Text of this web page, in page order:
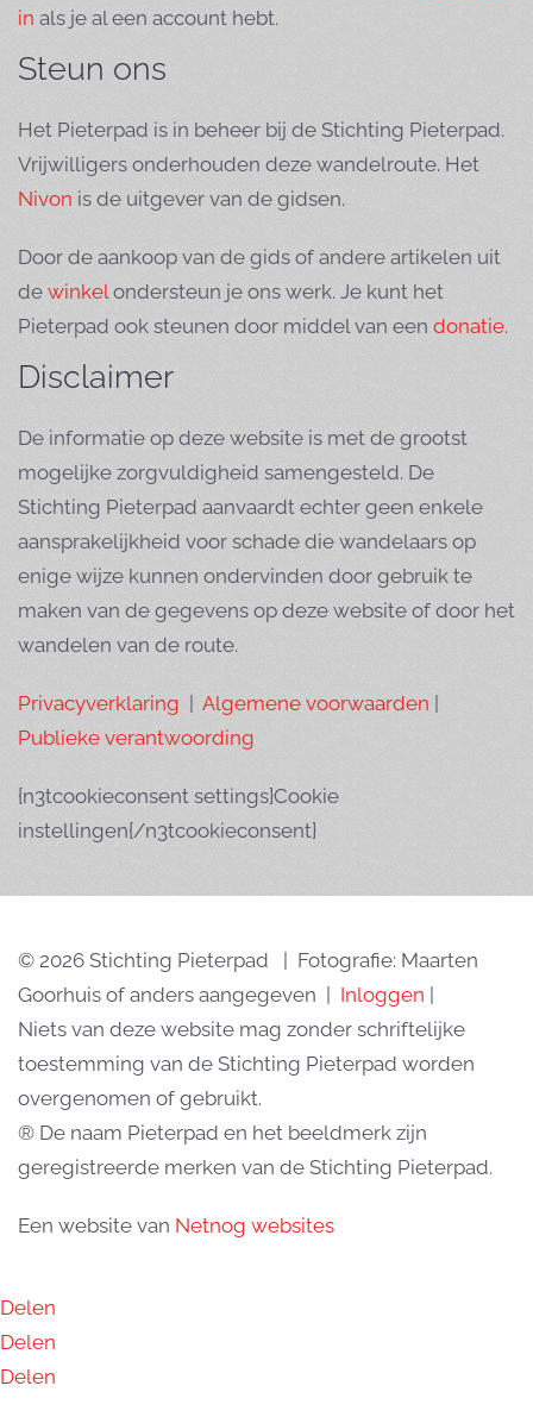
in als je al een account hebt.
Steun ons
Het Pieterpad is in beheer bij de Stichting Pieterpad.
Vrijwilligers onderhouden deze wandelroute. Het
Nivon is de uitgever van de gidsen.
Door de aankoop van de gids of andere artikelen uit
de winkelondersteun je ons werk. Je kunt het
Pieterpad ook steunen door middel van een donatie.
Disclaimer
De informatie op deze website is met de grootst
mogelijke zorgvuldigheid samengesteld. De
Stichting Pieterpad aanvaardt echter geen enkele
aansprakelijkheid voor schade die wandelaars op
enige wijze kunnen ondervinden door gebruik te
maken van de gegevens op deze website of door het
wandelen van de route.
Privacyverklaring Algemene voorwaarden
Publieke verantwoording
{n3tcookieconsent settings}Cookie
instellingen{/n3tcookieconsent}
© 2026 Stichting Pieterpad | Fotografie: Maarten
Goorhuis of anders aangegeven | Inloggen
Niets van deze website mag zonder schriftelijke
toestemming van de Stichting Pieterpad worden
overgenomen of gebruikt.
® De naam Pieterpad en het beeldmerk zijn
geregistreerde merken van de Stichting Pieterpad.
Een website van Netnog websites
Delen
Delen
Delen